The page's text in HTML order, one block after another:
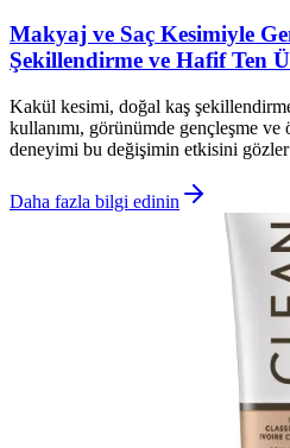
Makyaj ve Saç Kesimiyle
Şekillendirme ve Hafif Ten
Kakül kesimi, doğal kaş
kullanımı, görünümde gençleşme ve
deneyimi bu değişimin etkisini
Daha fazla bilgi edinin